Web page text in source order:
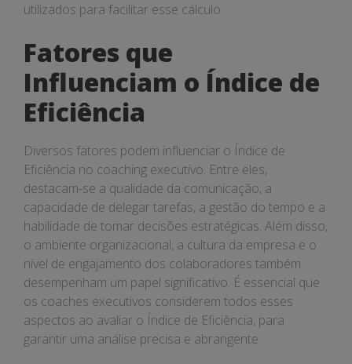
utilizados para facilitar esse cálculo.
Fatores que
Influenciam o Índice de
Eficiência
Diversos fatores podem influenciar o Índice de
Eficiência no coaching executivo. Entre eles,
destacam-se a qualidade da comunicação, a
capacidade de delegar tarefas, a gestão do tempo e a
habilidade de tomar decisões estratégicas. Além disso,
o ambiente organizacional, a cultura da empresa e o
nível de engajamento dos colaboradores também
desempenham um papel significativo. É essencial que
os coaches executivos considerem todos esses
aspectos ao avaliar o Índice de Eficiência, para
garantir uma análise precisa e abrangente.